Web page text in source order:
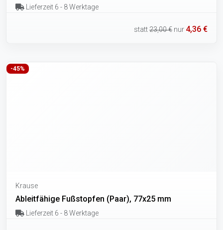
Lieferzeit 6 - 8 Werktage
statt23,00 € nur 4,36 €
-45%
Krause
Ableitfähige Fußstopfen (Paar), 77x25 mm
Lieferzeit 6 - 8 Werktage